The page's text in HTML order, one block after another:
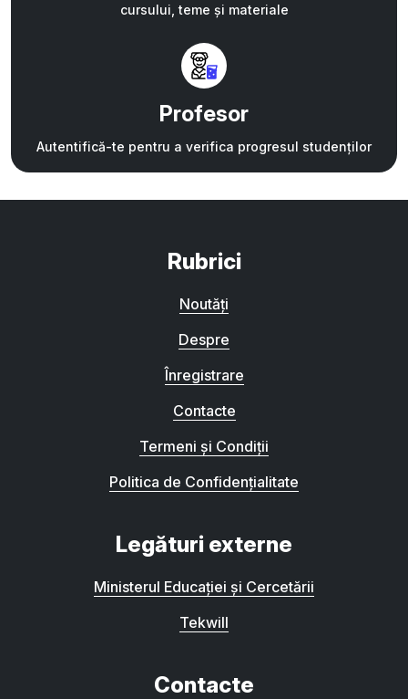
cursului, teme și materiale
Profesor
Autentifică-te pentru a verifica progresul studenților
Rubrici
Noutăți
Despre
Înregistrare
Contacte
Termeni și Condiții
Politica de Confidențialitate
Legături externe
Ministerul Educației și Cercetării
Tekwill
Contacte